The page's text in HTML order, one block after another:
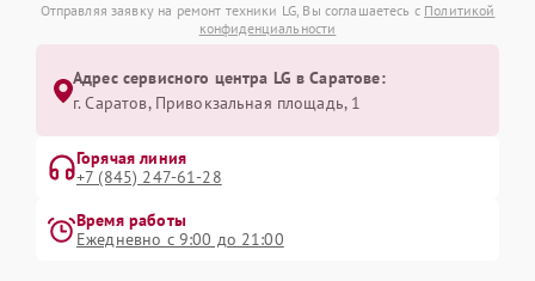
Отправляя заявку на ремонт техники LG, Вы соглашаетесь с Политикой
конфиденциальности
Адрес сервисного центра LG в Саратове:
г. Саратов, Привокзальная площадь, 1
Горячая линия
+7 (845) 247-61-28
Время работы
Ежедневно с 9:00 до 21:00